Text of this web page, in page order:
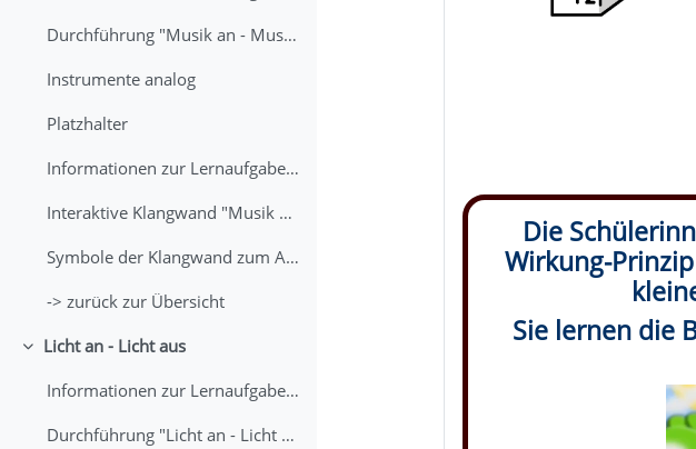
Durchführung "Musik an - Musik aus" (analog)
Instrumente analog
Platzhalter
Informationen zur Lernaufgabe "Musik an - Musik aus" (digital)
Interaktive Klangwand "Musik an - Musik aus" (digital"
Symbole der Klangwand zum Ausdrucken
-> zurück zur Übersicht
Einklappen
Licht an - Licht aus
Informationen zur Lernaufgabe "Licht an - Licht aus"(analog)
Durchführung "Licht an - Licht aus" (analog)
Die
Wirkung-
Sie lernen die